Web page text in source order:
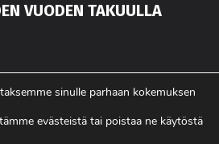
VUODEN TAKUULLA
sinulle parhaan kokemuksen
evästeistä tai poistaa ne käytöstä